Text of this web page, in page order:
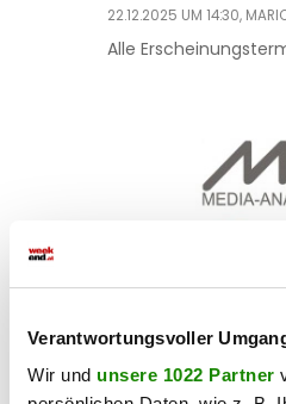
Verantwortungsvoller
Wir und unsere 1022 Partner
22.12.2025 UM 14:30,
Alle
Media-Analyse
16.10.2025 UM 11:30,